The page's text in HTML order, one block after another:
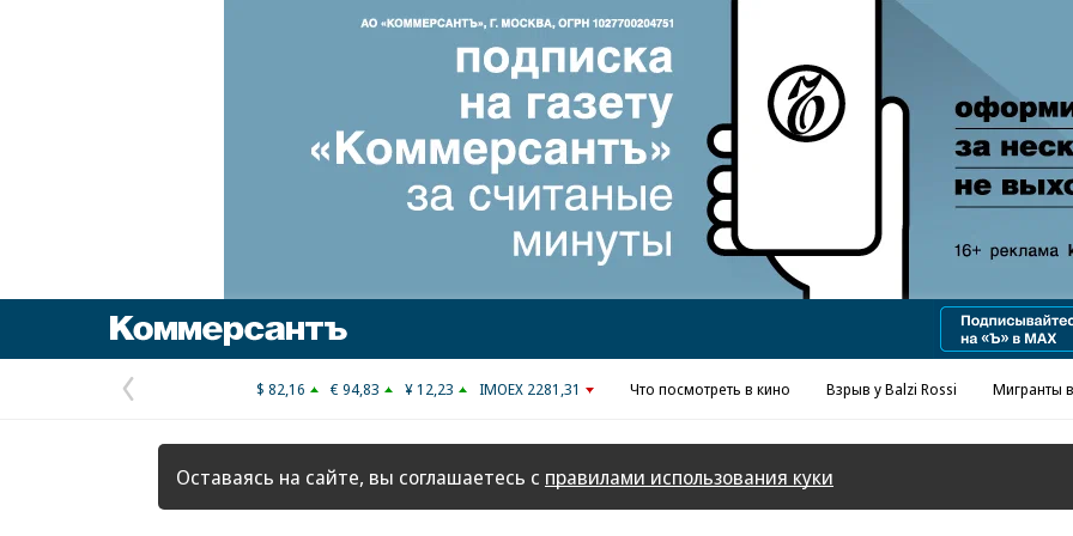
Реклама в «Ъ» www.kommersant.ru/ad
Предыдущая
страница
$ 82,16 € 94,83 ¥ 12,23 IMOEX 2281,31 Что посмотреть в кино Взрыв у Balzi Rossi Мигранты
Оставаясь на сайте, вы соглашаетесь с правилами использования куки